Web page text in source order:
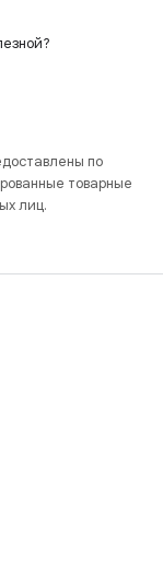
по
товарные
лиц.